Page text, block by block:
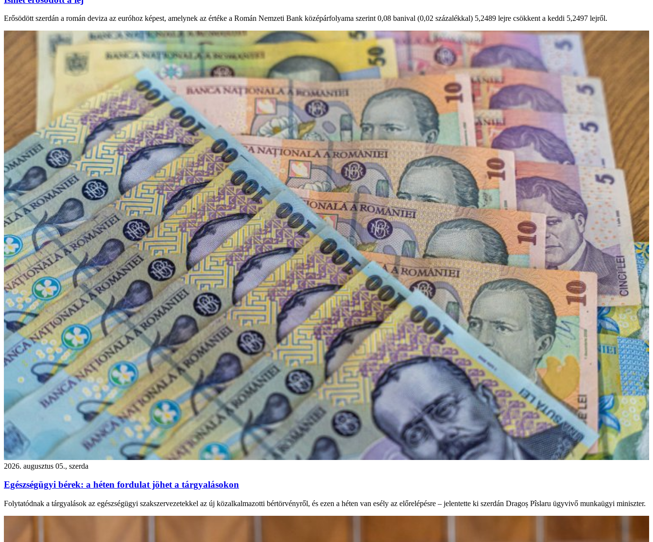
Erősödött szerdán a román deviza az euróhoz képest, amelynek az értéke a Román Nemzeti Bank középárfolyama szerint 0,08 banival (0,02 százalékkal) 5,2489 lejre csökkent a keddi 5,2497 lejről.
2026. augusztus 05., szerda
Egészségügyi bérek: a héten fordulat jöhet a tárgyalásokon
Folytatódnak a tárgyalások az egészségügyi szakszervezetekkel az új közalkalmazotti bértörvényről, és ezen a héten van esély az előrelépésre – jelentette ki szerdán Dragoș Pîslaru ügyvivő munkaügyi miniszter.